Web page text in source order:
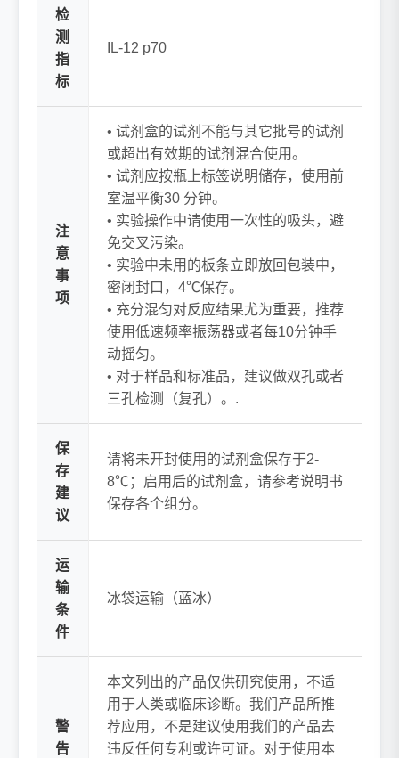
检
测
指
标
IL-12 p70
注
意
事
项
• 试剂盒的试剂不能与其它批号的试剂
或超出有效期的试剂混合使用。
• 试剂应按瓶上标签说明储存，使用前
室温平衡30 分钟。
• 实验操作中请使用一次性的吸头，避
免交叉污染。
• 实验中未用的板条立即放回包装中，
密闭封口，4℃保存。
• 充分混匀对反应结果尤为重要，推荐
使用低速频率振荡器或者每10分钟手
动摇匀。
• 对于样品和标准品，建议做双孔或者
三孔检测（复孔）。.
保
存
建
议
请将未开封使用的试剂盒保存于2-
8℃；启用后的试剂盒，请参考说明书
保存各个组分。
运
输
条
件
冰袋运输（蓝冰）
警
告
本文列出的产品仅供研究使用，不适
用于人类或临床诊断。我们产品所推
荐应用，不是建议使用我们的产品去
违反任何专利或许可证。对于使用本